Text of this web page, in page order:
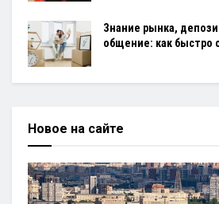
Знание рынка,
общение: как быстро
Новое на сайте